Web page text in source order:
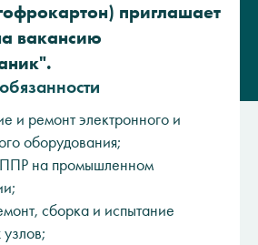
приглашает
вакансию
и ремонт электронного и
оборудования;
на промышленном
сборка и испытание